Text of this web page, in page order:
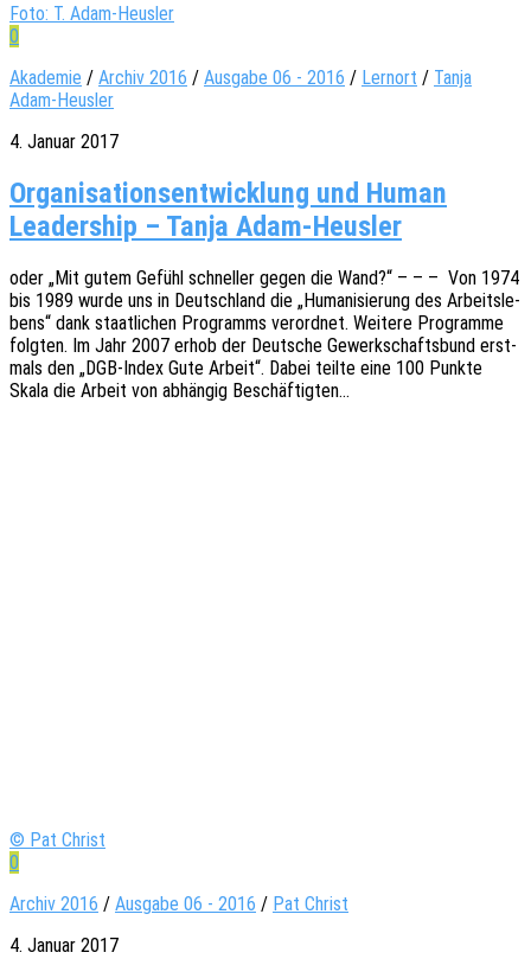
Foto: T. Adam-Heusler
0
Akademie / Archiv 2016 / Ausgabe 06 - 2016 / Lernort / Tanja
Adam-Heusler
4. Januar 2017
Organisationsentwicklung und Human
Leadership – Tanja Adam-Heusler
oder „Mit gutem Gefühl schnel­ler gegen die Wand?“ – – – Von 1974
bis 1989 wurde uns in Deutsch­land die „Huma­ni­sie­rung des Arbeits­le­
bens“ dank staat­li­chen Programms verord­net. Weite­re Program­me
folg­ten. Im Jahr 2007 erhob der Deut­sche Gewerk­schafts­bund erst­
mals den „DGB-Index Gute Arbeit“. Dabei teilte eine 100 Punkte
Skala die Arbeit von abhän­gig Beschäftigten…
© Pat Christ
0
Archiv 2016 / Ausgabe 06 - 2016 / Pat Christ
4. Januar 2017